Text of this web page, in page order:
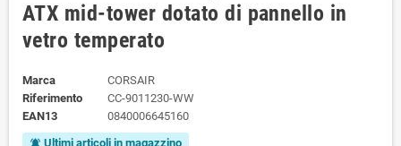
ATX mid-tower dotato di pannello in
vetro temperato
Marca
CORSAIR
Riferimento
CC-9011230-WW
EAN13
0840006645160
notifications_active Ultimi articoli in magazzino